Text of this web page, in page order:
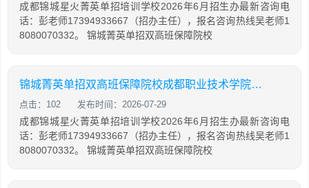
成都锦城星火菁英单招培训学校2026年6月招生办最新咨询电
话：彭老师17394933667（招办主任），报名咨询热线吴老师1
8080070332。 锦城菁英单招双高班保障院校
锦城菁英单招双高班保障院校成都职业技术学院骨干
点击：102 发布时间：2026-07-29
成都锦城星火菁英单招培训学校2026年6月招生办最新咨询电
话：彭老师17394933667（招办主任），报名咨询热线吴老师1
8080070332。 锦城菁英单招双高班保障院校